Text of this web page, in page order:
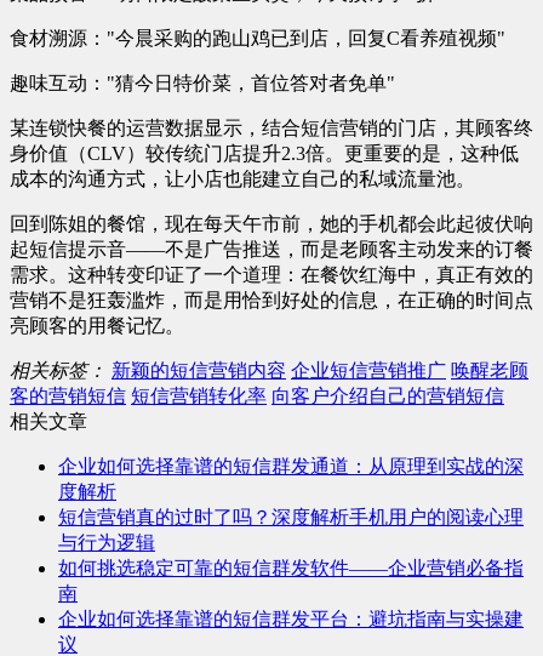
食材溯源："今晨采购的跑山鸡已到店，回复C看养殖视频"
趣味互动："猜今日特价菜，首位答对者免单"
某连锁快餐的运营数据显示，结合短信营销的门店，其顾客终
身价值（CLV）较传统门店提升2.3倍。更重要的是，这种低
成本的沟通方式，让小店也能建立自己的私域流量池。
回到陈姐的餐馆，现在每天午市前，她的手机都会此起彼伏响
起短信提示音——不是广告推送，而是老顾客主动发来的订餐
需求。这种转变印证了一个道理：在餐饮红海中，真正有效的
营销不是狂轰滥炸，而是用恰到好处的信息，在正确的时间点
亮顾客的用餐记忆。
相关标签： 新颖的短信营销内容 企业短信营销推广 唤醒老顾
客的营销短信 短信营销转化率 向客户介绍自己的营销短信
相关文章
企业如何选择靠谱的短信群发通道：从原理到实战的深
度解析
短信营销真的过时了吗？深度解析手机用户的阅读心理
与行为逻辑
如何挑选稳定可靠的短信群发软件——企业营销必备指
南
企业如何选择靠谱的短信群发平台：避坑指南与实操建
议